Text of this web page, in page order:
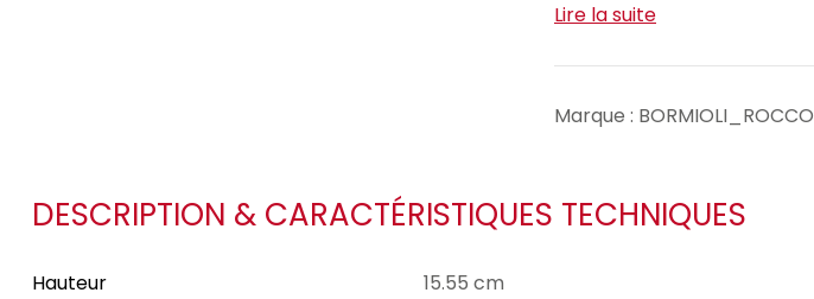
Lire la suite
Marque : BORMIOLI_ROCCO
DESCRIPTION & CARACTÉRISTIQUES TECHNIQUES
Hauteur
15.55 cm